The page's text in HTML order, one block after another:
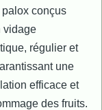
conçus
vidage
régulier et
une
efficace et
des fruits.